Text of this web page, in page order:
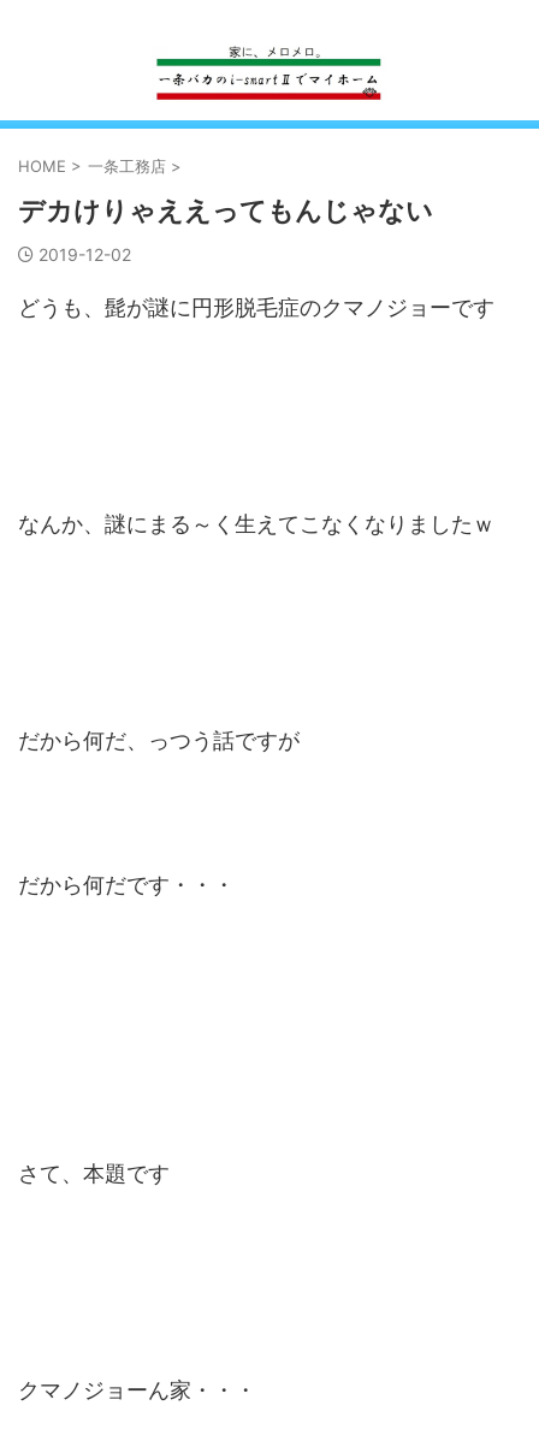
HOME > 一条工務店 >
デカけりゃええってもんじゃない
2019-12-02
どうも、髭が謎に円形脱毛症のクマノジョーです
なんか、謎にまる～く生えてこなくなりましたｗ
だから何だ、っつう話ですが
だから何だです・・・
さて、本題です
クマノジョーん家・・・